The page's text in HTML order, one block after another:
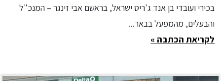
בכירי ועובדי בן אנד ג'ריס ישראל, בראשם אבי זינגר – המנכ"ל
והבעלים, מהמפעל בבאר...
לקריאת הכתבה »